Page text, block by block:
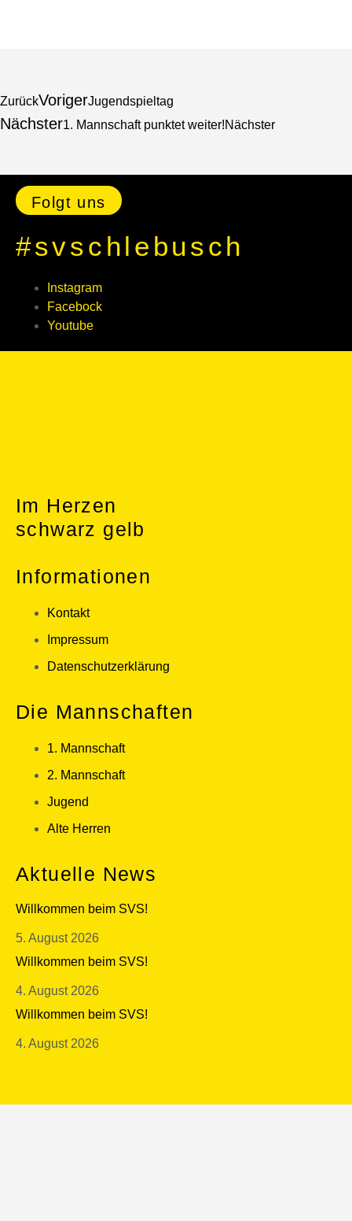
ZurückVorigerJugendspieltag
Nächster1. Mannschaft punktet weiter!Nächster
Folgt uns
#svschlebusch
Instagram
Facebock
Youtube
Im Herzen
schwarz gelb
Informationen
Kontakt
Impressum
Datenschutzerklärung
Die Mannschaften
1. Mannschaft
2. Mannschaft
Jugend
Alte Herren
Aktuelle News
Willkommen beim SVS!
5. August 2026
Willkommen beim SVS!
4. August 2026
Willkommen beim SVS!
4. August 2026